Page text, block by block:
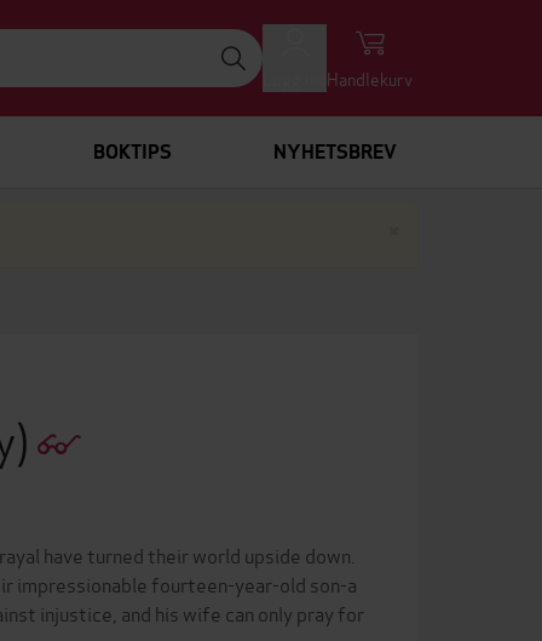
Handlekurv
BOKTIPS NYHETSBREV
have turned their world upside down.
impressionable fourteen-year-old son-a
injustice, and his wife can only pray for